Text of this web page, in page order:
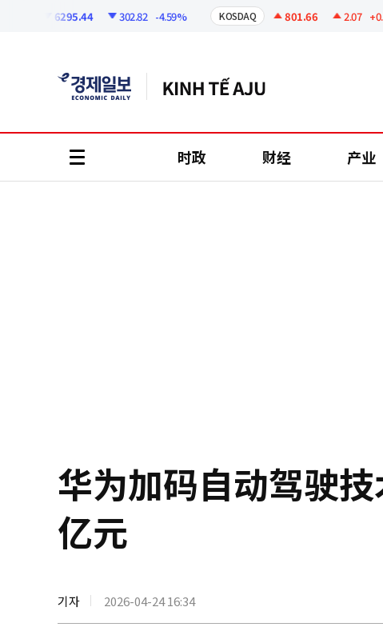
6295.44 302.82 -4.59% KOSDAQ 801.66 2.07 +0.26%
时政 财经 产业
华为加码自动驾驶
亿元
기자 2026-04-24 16:34